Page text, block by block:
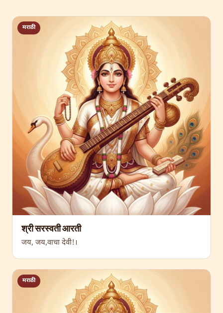
मराठी
श्री सरस्वती आरती
जय, जय,वाचा देवी!।
मराठी